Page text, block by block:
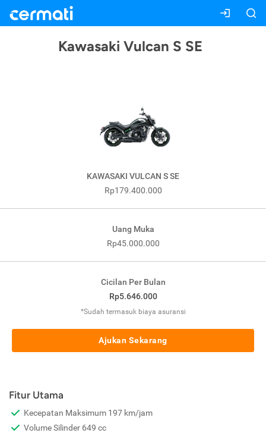
Kawasaki Vulcan S SE
KAWASAKI VULCAN S SE
Rp179.400.000
Uang Muka
Rp45.000.000
Cicilan Per Bulan
Rp5.646.000
*Sudah termasuk biaya asuransi
Ajukan Sekarang
Fitur Utama
Kecepatan Maksimum 197 km/jam
Volume Silinder 649 cc